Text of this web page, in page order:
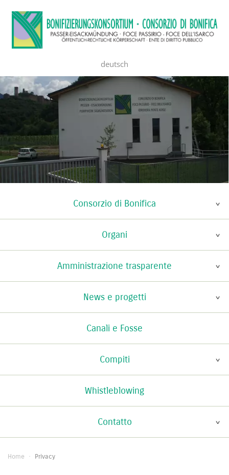
deutsch
Consorzio di Bonifica
Organi
Amministrazione trasparente
News e progetti
Canali e Fosse
Compiti
Whistleblowing
Contatto
Home · Privacy